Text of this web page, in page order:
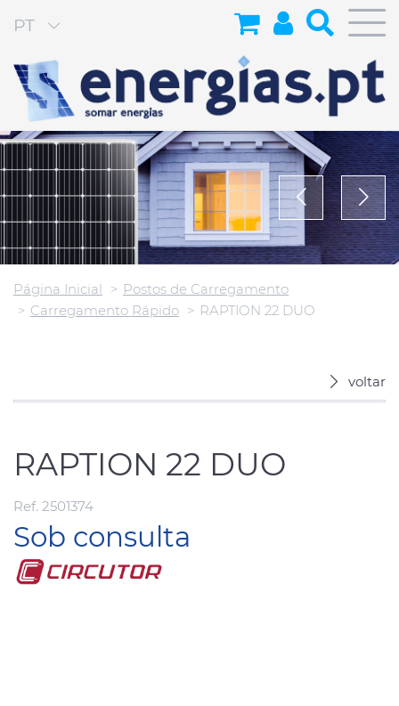
PT
Página Inicial
Postos de Carregamento
Carregamento Rápido
RAPTION 22 DUO
voltar
RAPTION 22 DUO
Ref. 2501374
Sob consulta